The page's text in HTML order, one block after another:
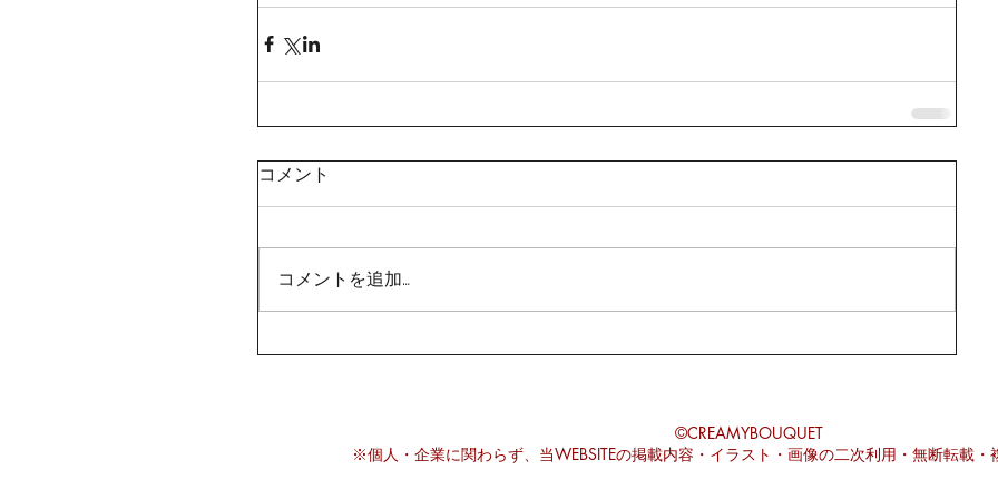
コメント
コメントを追加…
©CREAMYBOUQUET
※個人・企業に関わらず、当WEBSITEの掲載内容・イラスト・画像の二次利用・無断転載・